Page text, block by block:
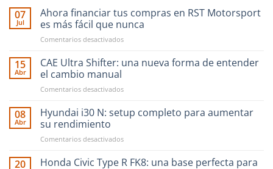
07
Jul
Ahora financiar tus compras en RST Motorsport
es más fácil que nunca
Comentarios desactivadosen
financiar
en
Motorsport
fácil
nunca
15
Abr
CAE Ultra Shifter: una nueva forma de entender
el cambio manual
Comentarios desactivadosen
Ultra
Shifter:
nueva
de
08
Abr
Hyundai i30 N: setup completo para aumentar
su rendimiento
Comentarios desactivadosen
i30
20
Honda Civic Type R FK8: una base perfecta para